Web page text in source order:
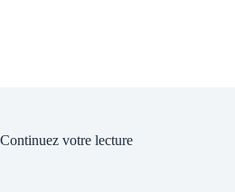
Continuez votre lecture